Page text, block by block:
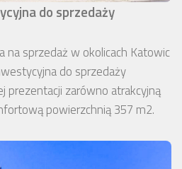
do sprzedaży
na sprzedaż w okolicach Katowic
do sprzedaży
prezentacji zarówno atrakcyjną
powierzchnią 357 m2.